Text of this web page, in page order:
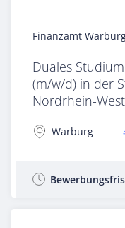
Finanzamt
Duales
(m/w/d) in der
Nordrhein-
Warburg